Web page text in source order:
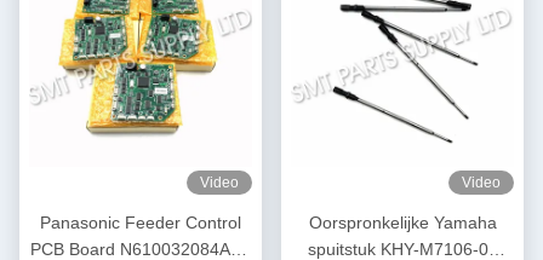
Video
Panasonic Feeder Control
PCB Board N610032084AA /
Video
Oorspronkelijke Yamaha
spuitstuk KHY-M7106-00